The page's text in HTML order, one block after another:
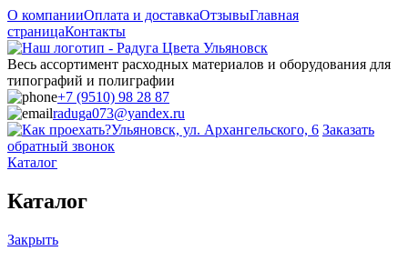
О компанииОплата и доставкаОтзывыГлавная
страницаКонтакты
Весь ассортимент расходных материалов и оборудования для
типографий и полиграфии
+7 (9510) 98 28 87
raduga073@yandex.ru
Ульяновск, ул. Архангельского, 6 Заказать
обратный звонок
Каталог
Каталог
Закрыть